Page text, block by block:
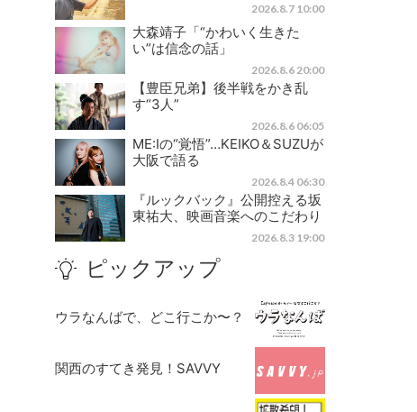
2026.8.7 10:00
大森靖子「“かわいく生きた
い”は信念の話」
2026.8.6 20:00
【豊臣兄弟】後半戦をかき乱
す“3人”
2026.8.6 06:05
ME:Iの“覚悟”…KEIKO＆SUZUが
大阪で語る
2026.8.4 06:30
『ルックバック』公開控える坂
東祐大、映画音楽へのこだわり
2026.8.3 19:00
ピックアップ
ウラなんばで、どこ行こか〜？
関西のすてき発見！SAVVY